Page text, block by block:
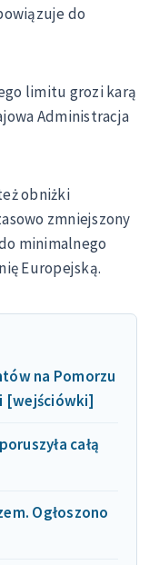
do
limitu grozi karą
Administracja
obniżki
zmniejszony
minimalnego
Europejską.
na Pomorzu
[wejściówki]
całą
Ogłoszono